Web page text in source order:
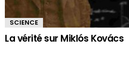
SCIENCE
La vérité sur Miklós Kovács